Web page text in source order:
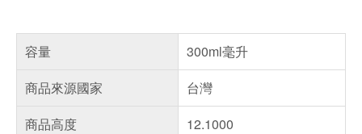
容量
300ml毫升
商品來源國家
台灣
商品高度
12.1000